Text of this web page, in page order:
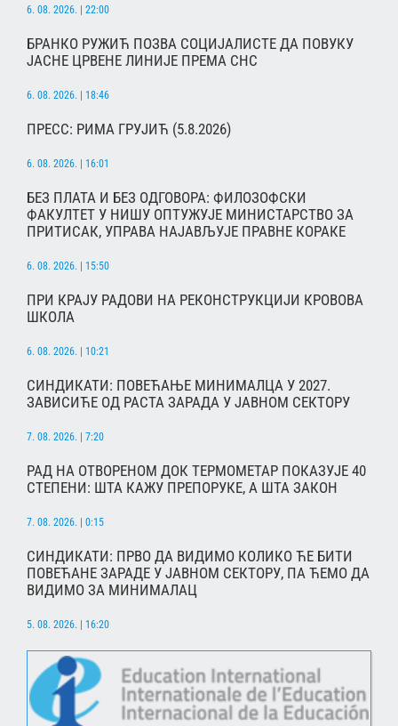
6. 08. 2026. | 22:00
БРАНКО РУЖИЋ ПОЗВА СОЦИЈАЛИСТЕ ДА ПОВУКУ
ЈАСНЕ ЦРВЕНЕ ЛИНИЈЕ ПРЕМА СНС
6. 08. 2026. | 18:46
ПРЕСС: РИМА ГРУЈИЋ (5.8.2026)
6. 08. 2026. | 16:01
БЕЗ ПЛАТА И БЕЗ ОДГОВОРА: ФИЛОЗОФСКИ
ФАКУЛТЕТ У НИШУ ОПТУЖУЈЕ МИНИСТАРСТВО ЗА
ПРИТИСАК, УПРАВА НАЈАВЉУЈЕ ПРАВНЕ КОРАКЕ
6. 08. 2026. | 15:50
ПРИ КРАЈУ РАДОВИ НА РЕКОНСТРУКЦИЈИ КРОВОВА
ШКОЛА
6. 08. 2026. | 10:21
СИНДИКАТИ: ПОВЕЋАЊЕ МИНИМАЛЦА У 2027.
ЗАВИСИЋЕ ОД РАСТА ЗАРАДА У ЈАВНОМ СЕКТОРУ
7. 08. 2026. | 7:20
РАД НА ОТВОРЕНОМ ДОК ТЕРМОМЕТАР ПОКАЗУЈЕ 40
СТЕПЕНИ: ШТА КАЖУ ПРЕПОРУКЕ, А ШТА ЗАКОН
7. 08. 2026. | 0:15
СИНДИКАТИ: ПРВО ДА ВИДИМО КОЛИКО ЋЕ БИТИ
ПОВЕЋАНЕ ЗАРАДЕ У ЈАВНОМ СЕКТОРУ, ПА ЋЕМО ДА
ВИДИМО ЗА МИНИМАЛАЦ
5. 08. 2026. | 16:20